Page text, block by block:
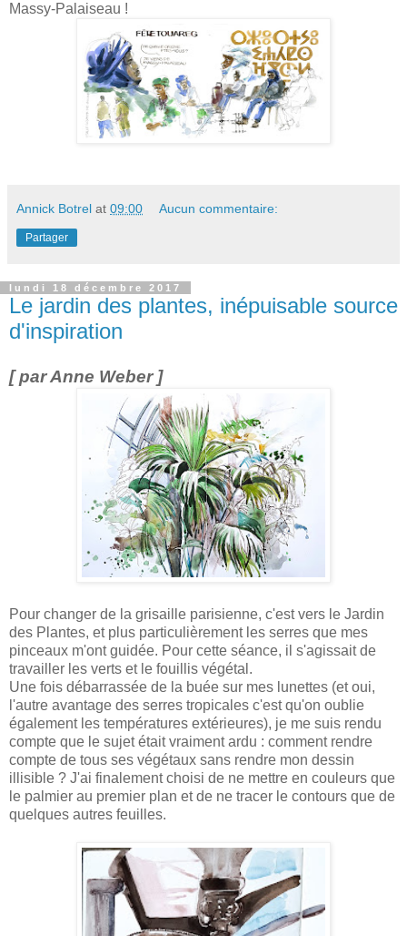
Massy-Palaiseau !
Annick Botrel at 09:00 Aucun commentaire:
Partager
lundi 18 décembre 2017
Le jardin des plantes, inépuisable source
d'inspiration
[ par Anne Weber ]
Pour changer de la grisaille parisienne, c'est vers le Jardin
des Plantes, et plus particulièrement les serres que mes
pinceaux m'ont guidée. Pour cette séance, il s'agissait de
travailler les verts et le fouillis végétal.
Une fois débarrassée de la buée sur mes lunettes (et oui,
l'autre avantage des serres tropicales c'est qu'on oublie
également les températures extérieures), je me suis rendu
compte que le sujet était vraiment ardu : comment rendre
compte de tous ses végétaux sans rendre mon dessin
illisible ? J'ai finalement choisi de ne mettre en couleurs que
le palmier au premier plan et de ne tracer le contours que de
quelques autres feuilles.